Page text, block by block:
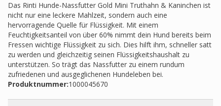
Das Rinti Hunde-Nassfutter Gold Mini Truthahn & Kaninchen ist
nicht nur eine leckere Mahlzeit, sondern auch eine
hervorragende Quelle für Flüssigkeit. Mit einem
Feuchtigkeitsanteil von über 60% nimmt dein Hund bereits beim
Fressen wichtige Flüssigkeit zu sich. Dies hilft ihm, schneller satt
zu werden und gleichzeitig seinen Flüssigkeitshaushalt zu
unterstützen. So trägt das Nassfutter zu einem rundum
zufriedenen und ausgeglichenen Hundeleben bei.
Produktnummer:1000045670